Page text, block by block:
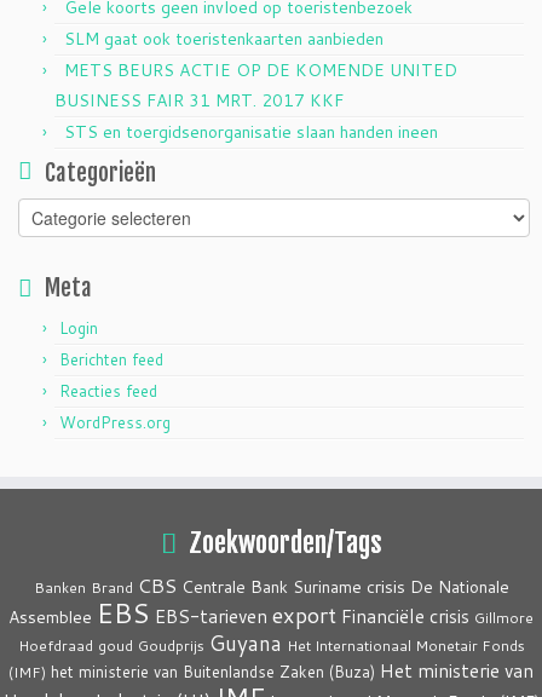
Gele koorts geen invloed op toeristenbezoek
SLM gaat ook toeristenkaarten aanbieden
METS BEURS ACTIE OP DE KOMENDE UNITED
BUSINESS FAIR 31 MRT. 2017 KKF
STS en toergidsenorganisatie slaan handen ineen
Categorieën
Categorieën
Meta
Login
Berichten feed
Reacties feed
WordPress.org
Zoekwoorden/Tags
Banken Brand CBS Centrale Bank Suriname crisis De Nationale
Assemblee EBS EBS-tarieven export Financiële crisis Gillmore
Hoefdraad goud Goudprijs Guyana Het Internationaal Monetair Fonds
(IMF) het ministerie van Buitenlandse Zaken (Buza) Het ministerie van